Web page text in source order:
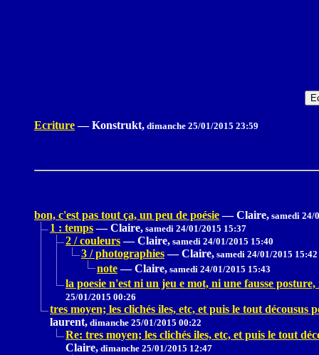
Ecriture — Konstrukt, dimanche 25/01/2015 23:59
bon, c'est pas tout ça, un peu de poésie — Claire, samedi 24/
1 : temps — Claire, samedi 24/01/2015 15:37
2 / couleurs — Claire, samedi 24/01/2015 15:40
3 / photographies — Claire, samedi 24/01/2015 15:42
note — Claire, samedi 24/01/2015 15:43
la poesie n'est ni un jeu e mot, ni une fausse
25/01/2015 00:26
tres moyen; les clichés iles, etc, et puis le tout
laurent, dimanche 25/01/2015 00:22
Re: tres moyen; les clichés iles, etc, et puis le tout
Claire, dimanche 25/01/2015 12:47